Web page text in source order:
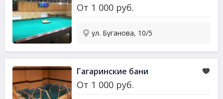
От 1 000 руб.
ул. Буганова, 10/5
Гагаринские бани
От 1 000 руб.